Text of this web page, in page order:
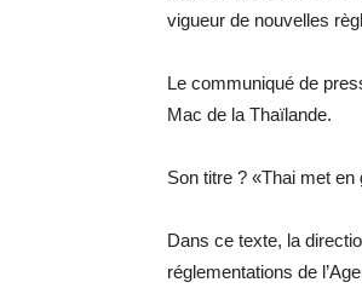
vigueur de nouvelles
Le communiqué de
Mac de la Thaïlande.
Son titre ? «Thai met
Dans ce texte, la
réglementations de